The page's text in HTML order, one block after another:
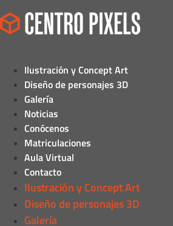
Ilustración y Concept Art
Diseño de personajes 3D
Galería
Noticias
Conócenos
Matriculaciones
Aula Virtual
Contacto
Ilustración y Concept Art
Diseño de personajes 3D
Galería